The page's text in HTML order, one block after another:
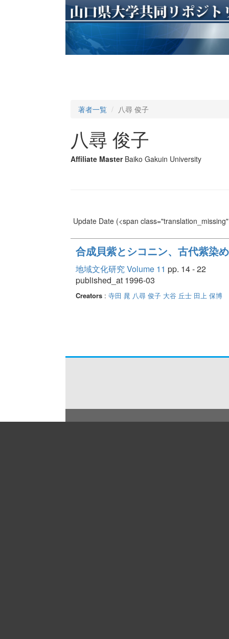
著者一覧 八尋 俊子
八尋 俊子
Affiliate Master Baiko Gakuin University
Update Date(<span
合成貝紫とシコニン、古代紫染め
地域文化研究 Volume 11 pp. 14 - 22
published_at 1996-03
Creators: 寺田 晁 八尋 俊子 大谷 丘士 田上 保博